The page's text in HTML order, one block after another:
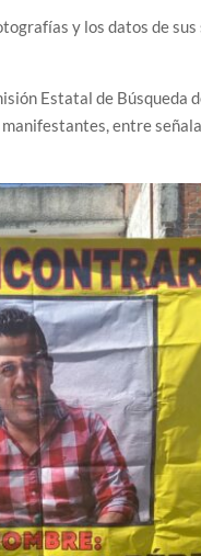
y los datos de
Estatal de Búsqueda
entre